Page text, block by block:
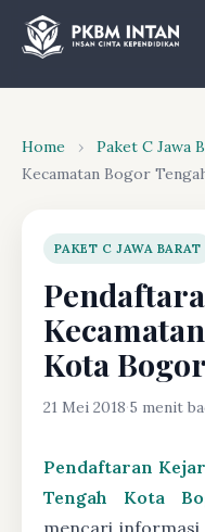
Home › Paket C Jawa
Kecamatan Bogor
PAKET C JAWA BARAT
Kota Bogor
21 Mei 2018·5 menit
Pendaftaran
Tengah Kota
mencari informasi